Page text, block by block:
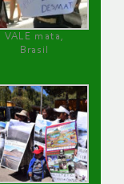
VALE mata,
Brasil